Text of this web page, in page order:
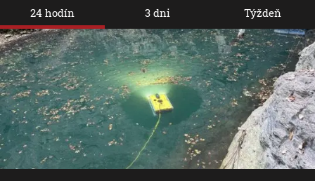
24 hodín 3 dni Týždeň